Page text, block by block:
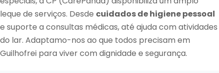
leque de serviços. Desde cuidados de higiene pessoal
e suporte a consultas médicas, até ajuda com atividades
do lar. Adaptamo-nos ao que todos precisam em
Guilhofrei para viver com dignidade e segurança.